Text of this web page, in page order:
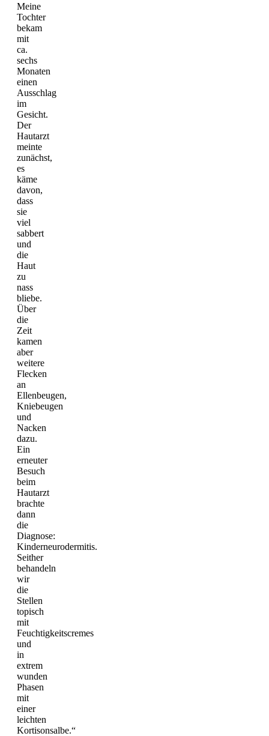
Meine
Tochter
bekam
mit
ca.
sechs
Monaten
einen
Ausschlag
im
Gesicht.
Der
Hautarzt
meinte
zunächst,
es
käme
davon,
dass
sie
viel
sabbert
und
die
Haut
zu
nass
bliebe.
Über
die
Zeit
kamen
aber
weitere
Flecken
an
Ellenbeugen,
Kniebeugen
und
Nacken
dazu.
Ein
erneuter
Besuch
beim
Hautarzt
brachte
dann
die
Diagnose:
Kinderneurodermitis.
Seither
behandeln
wir
die
Stellen
topisch
mit
Feuchtigkeitscremes
und
in
extrem
wunden
Phasen
mit
einer
leichten
Kortisonsalbe.“